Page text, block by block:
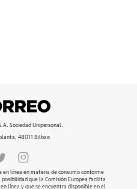
Sociedad Unipersonal.
48011 Bilbao
en línea en materia de consumo conforme
que la Comisión Europea facilita
línea y que se encuentra disponible en el